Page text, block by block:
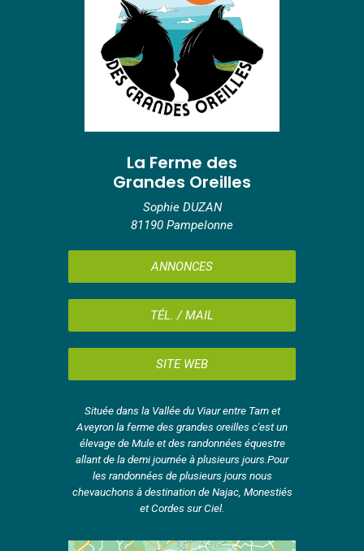
La Ferme des
Grandes Oreilles
Sophie DUZAN
81190 Pampelonne
ANNONCES
TÉL. / MAIL
SITE WEB
Située dans la Vallée du Viaur entre Tarn et
Aveyron la ferme des grandes oreilles c'est un
élevage de Mule et des randonnées équestre
allant de la demi journée à plusieurs jours.Pour
les randonnées de plusieurs jours nous
chevauchons à destination de Najac, Monestiés
et Cordes sur Ciel.